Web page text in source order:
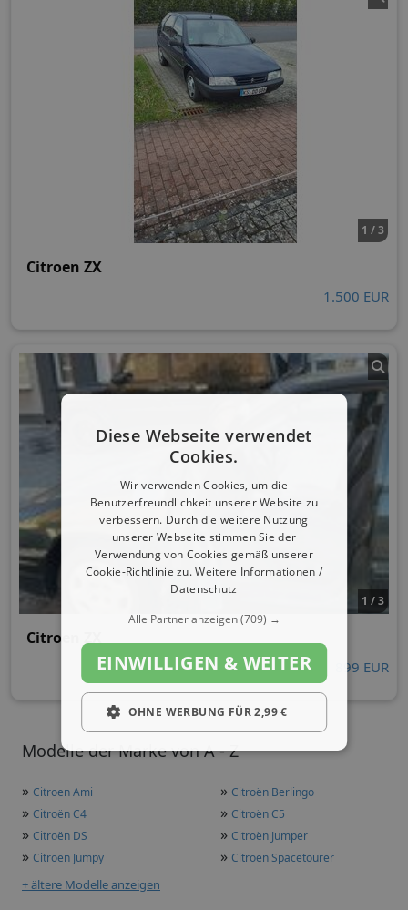
Modelle der Marke von A - Z
» Citroen Ami » Citroën Berlingo
» Citroën C4 » Citroën C5
» Citroën DS » Citroën Jumper
» Citroën Jumpy » Citroen Spacetourer
+ ältere Modelle anzeigen
1 / 3
Citroen ZX
1.500 EUR
1 / 3
Citroen ZX
899 EUR
Diese Webseite verwendet
Cookies.
Wir verwenden Cookies, um die
Benutzerfreundlichkeit unserer Website zu
verbessern. Durch die weitere Nutzung
unserer Webseite stimmen Sie der
Verwendung von Cookies gemäß unserer
Cookie-Richtlinie zu.Weitere Informationen /
Datenschutz
Alle Partner anzeigen(709) →
EINWILLIGEN & WEITER
OHNE WERBUNG FÜR 2,99 €